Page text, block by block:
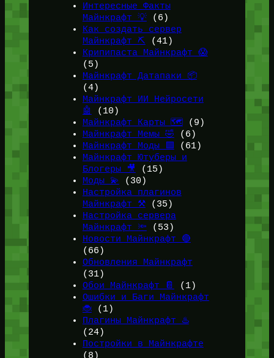
Интересные Факты
Майнкрафт 💡(6)
Как создать сервер
Майнкрафт ⛏️ (41)
Крипипаста Майнкрафт 😱
(5)
Майнкрафт Датапаки 📦
(4)
Майнкрафт ИИ Нейросети
🤖
(10)
Майнкрафт Карты 🗺️ (9)
Майнкрафт Мемы 🤣 (6)
Майнкрафт Моды 🟩
(61)
Майнкрафт Ютуберы и
Блогеры 🎥
(15)
Моды 💫
(30)
Настройка плагинов
Майнкрафт ⚒️(35)
Настройка сервера
Майнкрафт 🔦 (53)
Новости Майнкрафт 🔴
(66)
Обновления Майнкрафт
(31)
Обои Майнкрафт 📔
(1)
Ошибки и Баги Майнкрафт
🐞(1)
Плагины Майнкрафт ♨️
(24)
Постройки в Майнкрафте
(8)